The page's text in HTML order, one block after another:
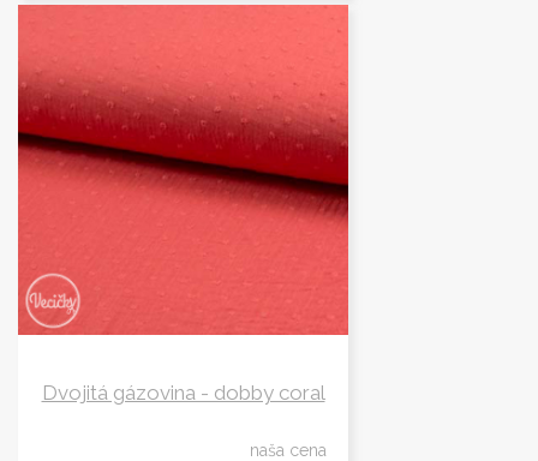
Dvojitá gázovina - dobby coral
naša cena